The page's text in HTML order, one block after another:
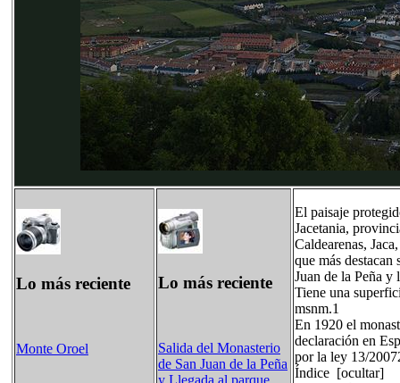
Lo más reciente
Monte Oroel
Lo más reciente
Salida del Monasterio
de San Juan de la Peña
y Llegada al parque
El paisaje
Jacetania,
Caldearenas,
que más
Juan de la Peña y
Tiene una
msnm.1
En 1920 el
declaración en
por la ley 13/
Índice [ocultar]